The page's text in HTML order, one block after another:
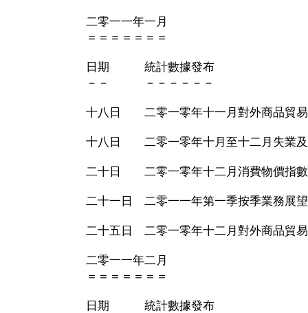
二零一一年一月
＝＝＝＝＝＝＝
日期 統計數據發布
－－ －－－－－－
十八日 二零一零年十一月對外商品貿易
十八日 二零一零年十月至十二月失業及
二十日 二零一零年十二月消費物價指數
二十一日 二零一一年第一季按季業務展
二十五日 二零一零年十二月對外商品貿
二零一一年二月
＝＝＝＝＝＝＝
日期 統計數據發布